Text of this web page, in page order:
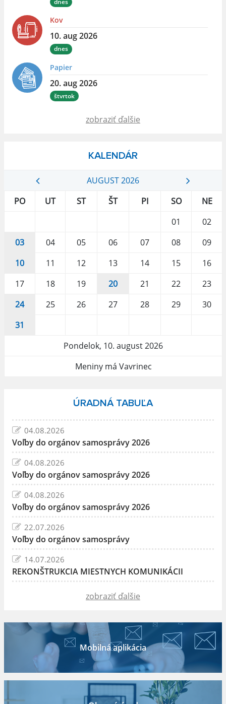
dnes
Kov
10. aug 2026
dnes
Papier
20. aug 2026
štvrtok
zobraziť ďalšie
KALENDÁR
AUGUST 2026
PO
UT ST ŠT PI SO
NE
01
02
03
04 05 06 07 08
09
10
11 12 13 14 15
16
17
18 19 20 21 22
23
24
25 26 27 28 29
30
31
Pondelok, 10. august 2026
Meniny má Vavrinec
ÚRADNÁ TABUĽA
04.08.2026
Voľby do orgánov samosprávy 2026
04.08.2026
Voľby do orgánov samosprávy 2026
04.08.2026
Voľby do orgánov samosprávy 2026
22.07.2026
Voľby do orgánov samosprávy
14.07.2026
REKONŠTRUKCIA MIESTNYCH KOMUNIKÁCII
zobraziť ďalšie
Mobilná aplikácia